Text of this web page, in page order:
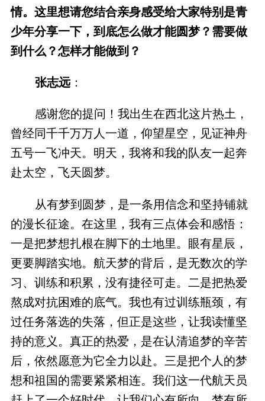
情。这里想请您结合亲身感受给大家特别是青
少年分享一下，到底怎么做才能圆梦？需要做
到什么？怎样才能做到？
张志远：
感谢您的提问！我出生在西北这片热土，
曾经同千千万万人一道，仰望星空，见证神舟
五号一飞冲天。明天，我将和我的队友一起奔
赴太空，飞天圆梦。
从有梦到圆梦，是一条用信念和坚持铺就
的漫长征途。在这里，我有三点体会和感悟：
一是把梦想扎根在脚下的土地里。眼有星辰，
更要脚踏实地。航天梦的背后，是无数次的学
习、训练和积累，没有捷径可走。二是把热爱
熬成对抗困难的底气。我也有过训练瓶颈，有
过任务落选的失落，但正是这些，让我读懂坚
持的意义。真正的热爱，是在认清追梦的辛苦
后，依然愿意为它全力以赴。三是把个人的梦
想和祖国的需要紧紧相连。我们这一代航天员